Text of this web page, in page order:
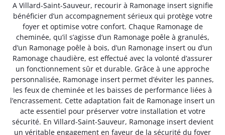
A Villard-Saint-Sauveur, recourir à Ramonage insert signifie
bénéficier d’un accompagnement sérieux qui protège votre
foyer et optimise votre confort. Chaque Ramonage de
cheminée, qu’il s’agisse d’un Ramonage poêle à granulés,
d’un Ramonage poêle à bois, d’un Ramonage insert ou d’un
Ramonage chaudière, est effectué avec la volonté d’assurer
un fonctionnement sûr et durable. Grâce à une approche
personnalisée, Ramonage insert permet d’éviter les pannes,
les feux de cheminée et les baisses de performance liées à
l’encrassement. Cette adaptation fait de Ramonage insert un
acte essentiel pour préserver votre installation et votre
sécurité. En Villard-Saint-Sauveur, Ramonage insert devient
un véritable engagement en faveur de la sécurité du foyer